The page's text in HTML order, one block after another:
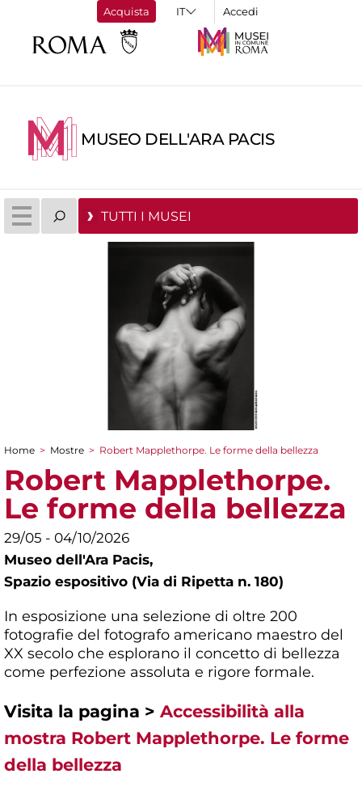
Acquista Accedi
MUSEO DELL'ARA PACIS
TUTTI I MUSEI
Tu sei qui
Home > Mostre > Robert Mapplethorpe. Le forme della bellezza
Robert Mapplethorpe.
Le forme della bellezza
29/05 - 04/10/2026
Museo dell'Ara Pacis,
Spazio espositivo (Via di Ripetta n. 180)
In esposizione una selezione di oltre 200
fotografie del fotografo americano maestro del
XX secolo che esplorano il concetto di bellezza
come perfezione assoluta e rigore formale.
Visita la pagina > Accessibilità alla
mostra Robert Mapplethorpe. Le forme
della bellezza